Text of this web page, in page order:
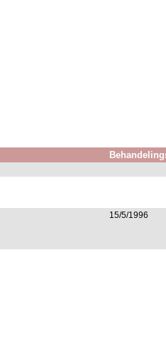
15/5/1996